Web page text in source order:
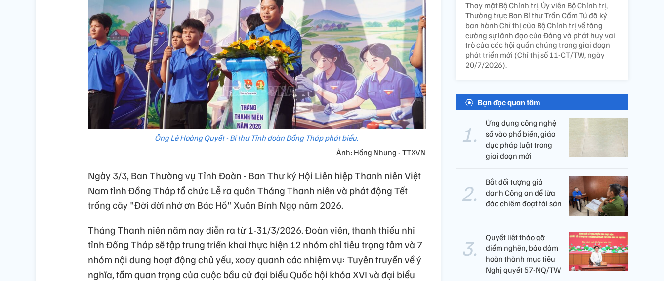
Ông Lê Hoàng Quyết - Bí thư Tỉnh đoàn Đồng Tháp phát biểu.
Ảnh: Hồng Nhung - TTXVN
Ngày 3/3, Ban Thường vụ Tỉnh Đoàn - Ban Thư ký Hội Liên hiệp Thanh niên Việt
Nam tỉnh Đồng Tháp tổ chức Lễ ra quân Tháng Thanh niên và phát động Tết
trồng cây "Đời đời nhớ ơn Bác Hồ" Xuân Bính Ngọ năm 2026.
Tháng Thanh niên năm nay diễn ra từ 1-31/3/2026. Đoàn viên, thanh thiếu nhi
tỉnh Đồng Tháp sẽ tập trung triển khai thực hiện 12 nhóm chỉ tiêu trọng tâm và 7
nhóm nội dung hoạt động chủ yếu, xoay quanh các nhiệm vụ: Tuyên truyền về ý
nghĩa, tầm quan trọng của cuộc bầu cử đại biểu Quốc hội khóa XVI và đại biểu
Thay mặt Bộ Chính trị, Ủy viên Bộ Chính trị,
Thường trực Ban Bí thư Trần Cẩm Tú đã ký
ban hành Chỉ thị của Bộ Chính trị về tăng
cường sự lãnh đạo của Đảng và phát huy vai
trò của các hội quần chúng trong giai đoạn
phát triển mới (Chỉ thị số 11-CT/TW, ngày
20/7/2026).
Bạn đọc quan tâm
Ứng dụng công nghệ
số vào phổ biến, giáo
dục pháp luật trong
giai đoạn mới
Bắt đối tượng giả
danh Công an để lừa
đảo chiếm đoạt tài sản
Quyết liệt tháo gỡ
điểm nghẽn, bảo đảm
hoàn thành mục tiêu
Nghị quyết 57-NQ/TW